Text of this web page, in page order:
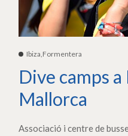
Ibiza,Formentera
Dive camps
Mallorca
Associació i centre de